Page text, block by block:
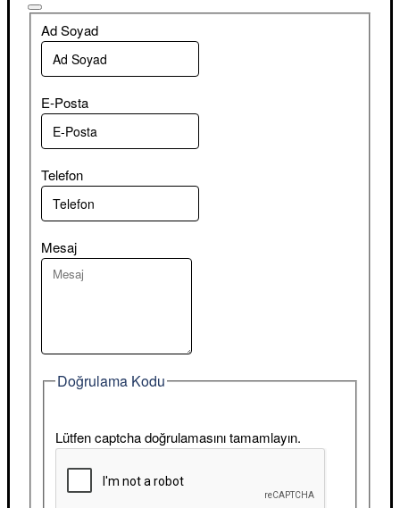
Ad Soyad
E-Posta
Telefon
Mesaj
Doğrulama Kodu
Lütfen captcha doğrulamasını tamamlayın.